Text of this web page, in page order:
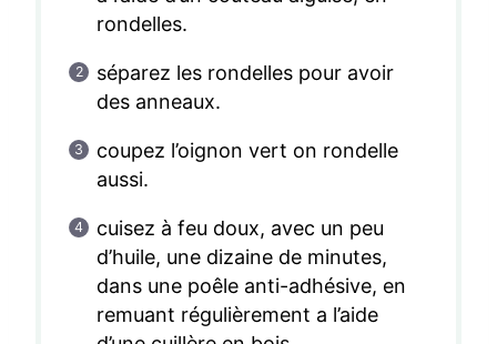
rondelles.
séparez les rondelles pour avoir
des anneaux.
coupez l’oignon vert on rondelle
aussi.
cuisez à feu doux, avec un peu
d’huile, une dizaine de minutes,
dans une poêle anti-adhésive, en
remuant régulièrement a l’aide